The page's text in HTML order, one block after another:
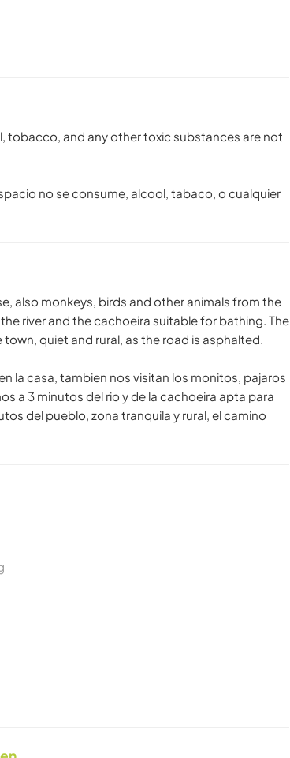
tobacco, and any other toxic substances are not
no se consume, alcool, tabaco, o cualquier
also monkeys, birds and other animals from the
river and the cachoeira suitable for bathing. The
quiet and rural, as the road is asphalted.
la casa, tambien nos visitan los monitos, pajaros
a 3 minutos del rio y de la cachoeira apta para
del pueblo, zona tranquila y rural, el camino